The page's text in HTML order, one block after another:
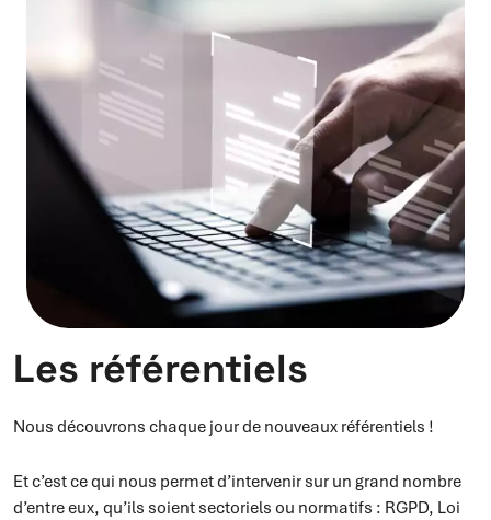
Les référentiels
Nous découvrons chaque jour de nouveaux référentiels !
Et c’est ce qui nous permet d’intervenir sur un grand nombre
d’entre eux, qu’ils soient sectoriels ou normatifs : RGPD, Loi